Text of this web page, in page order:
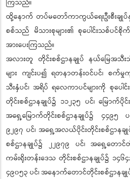
ကြသည်။
ထို့နောက် တပ်မတော်ကာကွယ်ရေးဦးစီးချုပ်နှ
စစ်သည် မိသားစုများ၏ စုပေါင်းသစ်ပင်
အားပေးကြသည်။
အလားတူ တိုင်းစစ်ဌာနချုပ် နယ်မြေအသီ
များ ကျင်းပ၍ ရတနာတန်းဝင်ပင်၊ စက်မှု
သီးနှံပင်၊ အရိပ် ရလေကာပင်များကို စုပေါ
တိုင်းစစ်ဌာနချုပ်၌ ၁၁၂၃၅ ပင်၊ မြောက်ပို
အရှေ့မြောက်တိုင်းစစ်ဌာနချုပ်၌ ၄၄၉၅ ပ
၉၂၉၇ ပင်၊ အရှေ့အလယ်ပိုင်းတိုင်းစစ်ဌာနခ
စစ်ဌာနချုပ်၌ ၂၂၉၇၉ ပင်၊ အရှေ့တောင်
ကမ်းရိုးတန်းဒေသ တိုင်းစစ်ဌာနချုပ်၌ ၁၄၆
၄၉၀၅၃ ပင်၊ အနောက်တောင်တိုင်းစစ်ဌာနခ